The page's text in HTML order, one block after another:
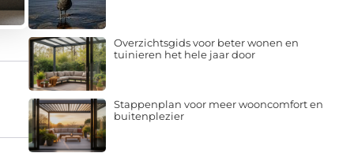
Overzichtsgids voor beter wonen en
tuinieren het hele jaar door
Stappenplan voor meer wooncomfort en
buitenplezier